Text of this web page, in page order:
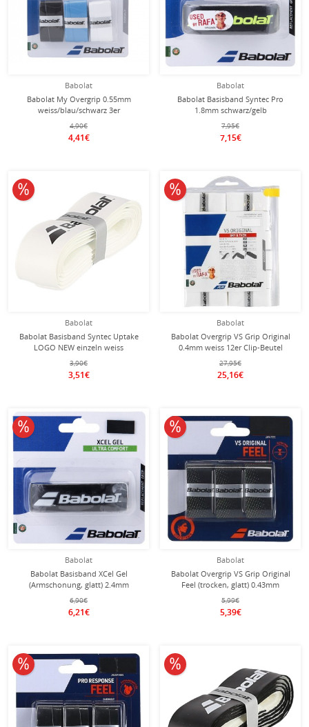
Babolat
Babolat My Overgrip 0.55mm
weiss/blau/schwarz 3er
4,90€
4,41€
Babolat
Babolat Basisband Syntec Pro
1.8mm schwarz/gelb
7,95€
7,15€
Babolat
Babolat Basisband Syntec Uptake
LOGO NEW einzeln weiss
3,90€
3,51€
10% reduziert
Babolat
Babolat Overgrip VS Grip Original
0.4mm weiss 12er Clip-Beutel
27,95€
25,16€
10% reduziert
Babolat
Babolat Basisband XCel Gel
(Armschonung, glatt) 2.4mm
schwarz
6,90€
6,21€
10% reduziert
Babolat
Babolat Overgrip VS Grip Original
Feel (trocken, glatt) 0.43mm
schwarz/gelb - 3 Stück
5,99€
5,39€
10% reduziert
10% reduziert 10% reduziert